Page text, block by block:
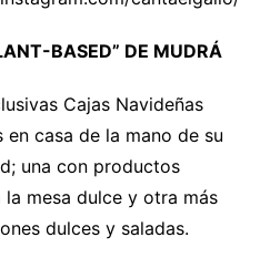
BASED” DE MUDRÁ
Cajas Navideñas
casa de la mano de su
una con productos
mesa dulce y otra más
dulces y saladas.